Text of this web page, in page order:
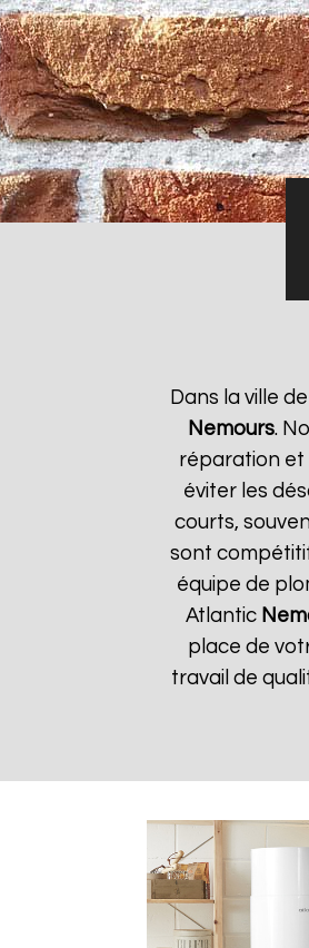
Dans la ville de
Nemours.
réparation et
éviter les
courts,
sont
équipe de
Atlantic
place de
travail de